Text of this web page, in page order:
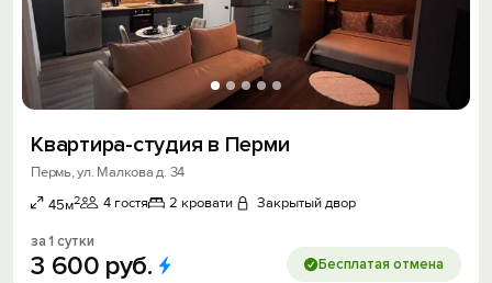
Квартира-студия в Перми
Пермь, ул. Малкова д. 34
45м2 4 гостя 2 кровати Закрытый двор
за 1 сутки
3 600 руб. Бесплатая отмена